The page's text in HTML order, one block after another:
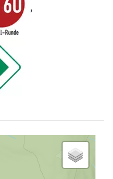
,